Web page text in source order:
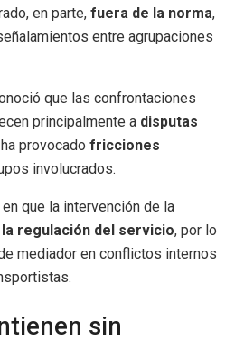
en parte, fuera de la norma,
entre agrupaciones
que las confrontaciones
principalmente a disputas
provocado fricciones
involucrados.
que la intervención de la
regulación del servicio, por lo
mediador en conflictos internos
sin